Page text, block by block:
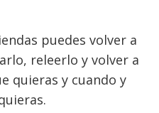
puedes volver a
releerlo y volver a
quieras y cuando y